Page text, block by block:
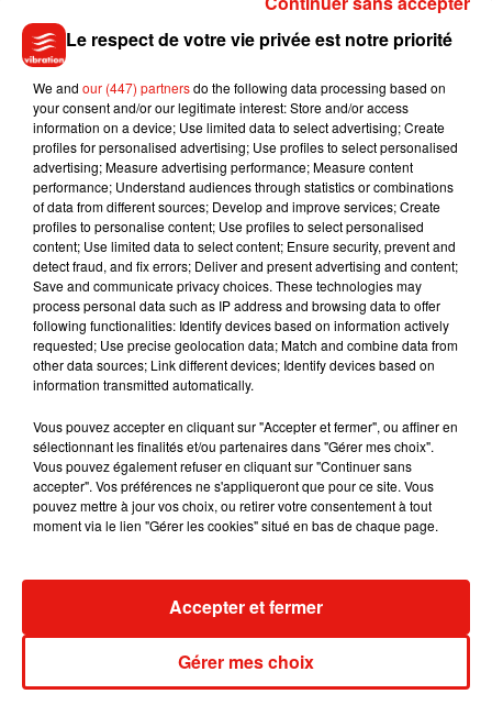
FRENCH CLASS �xÂ @selenagomez @iamcardib @ozuna
Le respect de votre vie privée est notre priorité
We and our (447) partnersdo the following data processing based on
your consent and/or our legitimate interest: Store and/or access
information on a device; Use limited data to select advertising; Create
profiles for personalised advertising; Use profiles to select personalised
advertising; Measure advertising performance; Measure content
performance; Understand audiences through statistics or combinations
of data from different sources; Develop and improve services; Create
profiles to personalise content; Use profiles to select personalised
content; Use limited data to select content; Ensure security, prevent and
detect fraud, and fix errors; Deliver and present advertising and content;
Save and communicate privacy choices. These technologies may
process personal data such as IP address and browsing data to offer
following functionalities: Identify devices based on information actively
requested; Use precise geolocation data; Match and combine data from
other data sources; Link different devices; Identify devices based on
information transmitted automatically.
Vous pouvez accepter en cliquant sur "Accepter et fermer", ou affiner en
sélectionnant les finalités et/ou partenaires dans "Gérer mes choix".
Vous pouvez également refuser en cliquant sur "Continuer sans
accepter". Vos préférences ne s'appliqueront que pour ce site. Vous
pouvez mettre à jour vos choix, ou retirer votre consentement à tout
moment via le lien "Gérer les cookies" situé en bas de chaque page.
Gérer mes choix
Accepter et fermer